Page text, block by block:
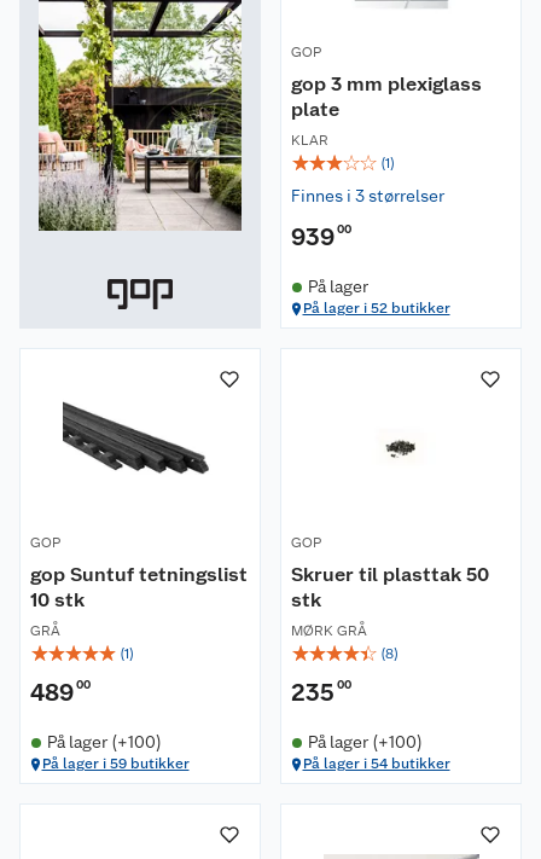
GOP
gop 3 mm plexiglass
plate
KLAR
☆☆☆☆☆ (1)
Finnes i 3 størrelser
93900
På lager
På lager i 52 butikker
GOP
gop Suntuf tetningslist
10 stk
GRÅ
☆☆☆☆☆ (1)
48900
På lager (+100)
På lager i 59 butikker
GOP
Skruer til plasttak 50
stk
MØRK GRÅ
☆☆☆☆☆ (8)
235 00
På lager (+100)
På lager i 54 butikker